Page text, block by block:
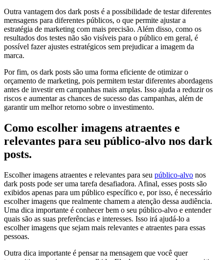
Outra vantagem dos dark posts é a possibilidade de testar diferentes
mensagens para diferentes públicos, o que permite ajustar a
estratégia de marketing com mais precisão. Além disso, como os
resultados dos testes não são visíveis para o público em geral, é
possível fazer ajustes estratégicos sem prejudicar a imagem da
marca.
Por fim, os dark posts são uma forma eficiente de otimizar o
orçamento de marketing, pois permitem testar diferentes abordagens
antes de investir em campanhas mais amplas. Isso ajuda a reduzir os
riscos e aumentar as chances de sucesso das campanhas, além de
garantir um melhor retorno sobre o investimento.
Como escolher imagens atraentes e
relevantes para seu público-alvo nos dark
posts.
Escolher imagens atraentes e relevantes para seu público-alvo nos
dark posts pode ser uma tarefa desafiadora. Afinal, esses posts são
exibidos apenas para um público específico e, por isso, é necessário
escolher imagens que realmente chamem a atenção dessa audiência.
Uma dica importante é conhecer bem o seu público-alvo e entender
quais são as suas preferências e interesses. Isso irá ajudá-lo a
escolher imagens que sejam mais relevantes e atraentes para essas
pessoas.
Outra dica importante é pensar na mensagem que você quer